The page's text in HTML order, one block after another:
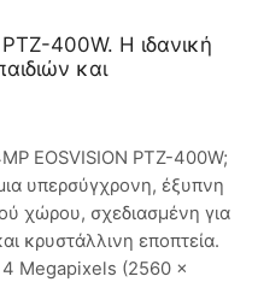
400W. H ιδανική
και
EOSVISION PTZ-400W;
υπερσύγχρονη, έξυπνη
χώρου, σχεδιασμένη για
κρυστάλλινη εποπτεία.
4 Megapixels (2560 x